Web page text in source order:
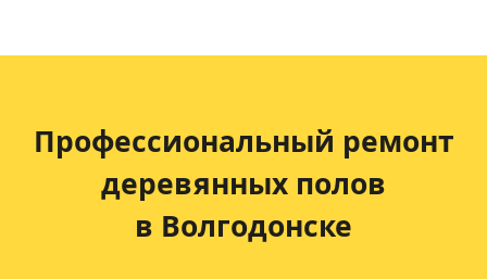
Профессиональный ремонт
деревянных полов
в Волгодонске